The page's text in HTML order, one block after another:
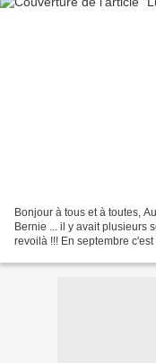
Bonjour à tous et à toutes,
Bernie ... il y avait plusieurs
revoilà !!! En septembre